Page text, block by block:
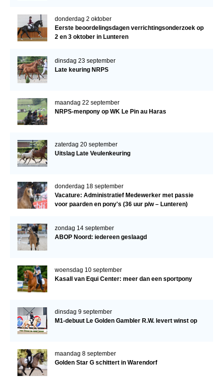
donderdag 2 oktober
Eerste beoordelingsdagen verrichtingsonderzoek op
2 en 3 oktober in Lunteren
dinsdag 23 september
Late keuring NRPS
maandag 22 september
NRPS-menpony op WK Le Pin au Haras
zaterdag 20 september
Uitslag Late Veulenkeuring
donderdag 18 september
Vacature: Administratief Medewerker met passie
voor paarden en pony's (36 uur p/w – Lunteren)
zondag 14 september
ABOP Noord: iedereen geslaagd
woensdag 10 september
Kasall van Equi Center: meer dan een sportpony
dinsdag 9 september
M1-debuut Le Golden Gambler R.W. levert winst op
maandag 8 september
Golden Star G schittert in Warendorf